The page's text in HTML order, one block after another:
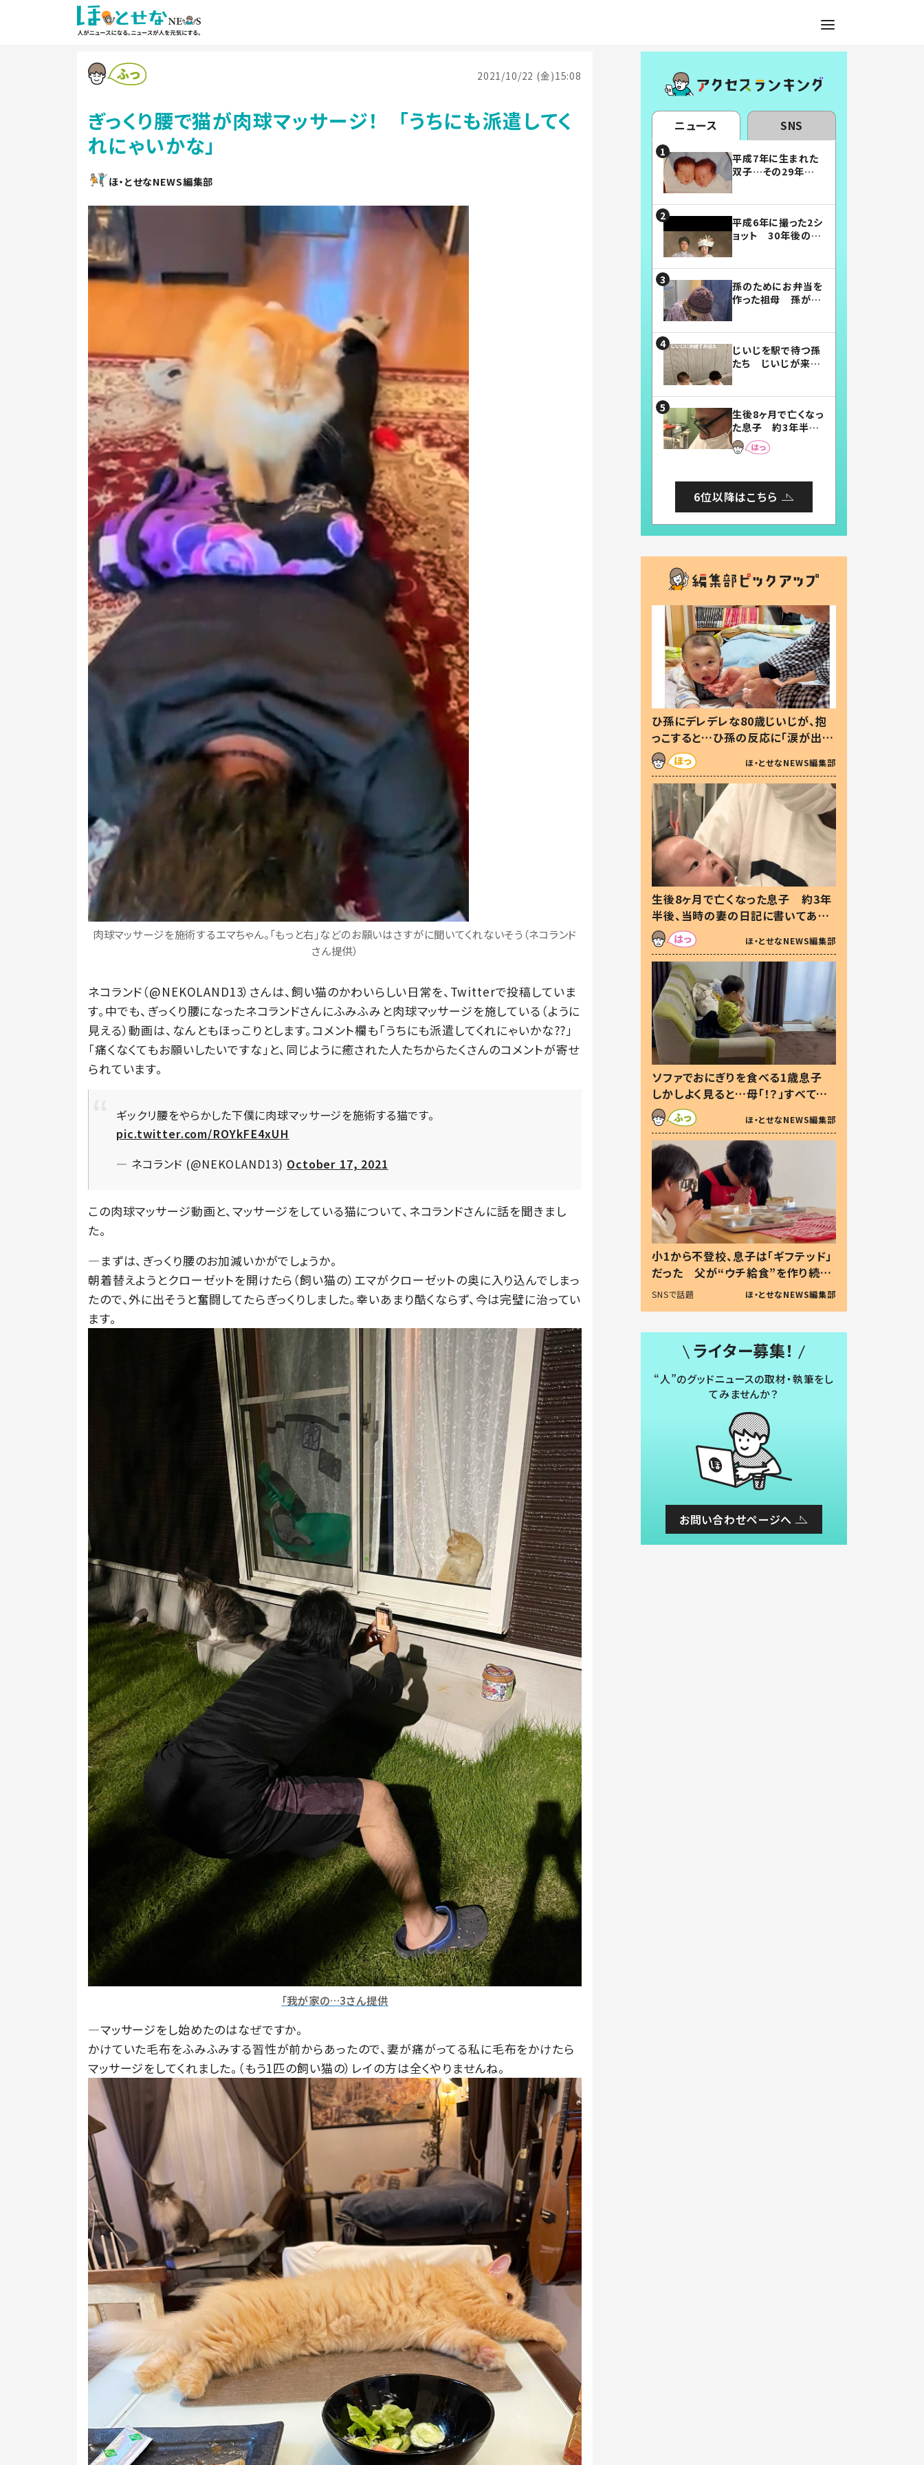
2021/10/22 (金)15:08
ぎっくり腰で猫が肉球マッサージ！ 「うちにも派遣してく
れにゃいかな」
ほ・とせなNEWS編集部
肉球マッサージを施術するエマちゃん。「もっと右」などのお願いはさすがに聞いてくれないそう（ネコランド
さん提供）
ネコランド（@NEKOLAND13）さんは、飼い猫のかわいらしい日常を、Twitterで投稿していま
す。中でも、ぎっくり腰になったネコランドさんにふみふみと肉球マッサージを施している（ように
見える）動画は、なんともほっこりとします。コメント欄も「うちにも派遣してくれにゃいかな??」
「痛くなくてもお願いしたいですな」と、同じように癒された人たちからたくさんのコメントが寄せ
られています。
ギックリ腰をやらかした下僕に肉球マッサージを施術する猫です。
pic.twitter.com/ROYkFE4xUH
— ネコランド (@NEKOLAND13) October 17, 2021
この肉球マッサージ動画と、マッサージをしている猫について、ネコランドさんに話を聞きまし
た。
―まずは、ぎっくり腰のお加減いかがでしょうか。
朝着替えようとクローゼットを開けたら（飼い猫の）エマがクローゼットの奥に入り込んでしまっ
たので、外に出そうと奮闘してたらぎっくりしました。幸いあまり酷くならず、今は完璧に治ってい
ます。
「我が家の…3さん提供
―マッサージをし始めたのはなぜですか。
かけていた毛布をふみふみする習性が前からあったので、妻が痛がってる私に毛布をかけたら
マッサージをしてくれました。（もう1匹の飼い猫の）レイの方は全くやりませんね。
ニュース SNS
平成7年に生まれた
双子…その29年後
平成6年に撮った2シ
ョット 30年後の姿
孫のためにお弁当を
作った祖母 孫が絶
じいじを駅で待つ孫
たち じいじが来た
まらない」「幸せにな
れる」
生後8ヶ月で亡くなっ
た息子 約3年半
後、当時の妻の日記
に書いてあった本音
6位以降はこちら
ひ孫にデレデレな80歳じいじが、抱
っこすると…ひ孫の反応に「涙が出ま
した」「可愛くて仕方ない」
ほ・とせなNEWS編集部
生後8ヶ月で亡くなった息子 約3年
半後、当時の妻の日記に書いてあっ
た本音とは
ほ・とせなNEWS編集部
ソファでおにぎりを食べる1歳息子
しかしよく見ると…母「！？」すべてを
察した母の投稿に「可愛いから許
す！」「現行犯〜」
ほ・とせなNEWS編集部
小1から不登校、息子は「ギフテッド」
だった 父が“ウチ給食”を作り続け
る理由とは #令和の親 #令和の子
SNSで話題 ほ・とせなNEWS編集部
ライター募集！
“人”のグッドニュースの取材・執筆をし
てみませんか？
お問い合わせページへ